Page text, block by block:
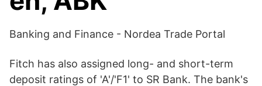
Banking and Finance - Nordea Trade Portal
Fitch has also assigned long- and short-term
deposit ratings of 'A'/'F1' to SR Bank. The bank's